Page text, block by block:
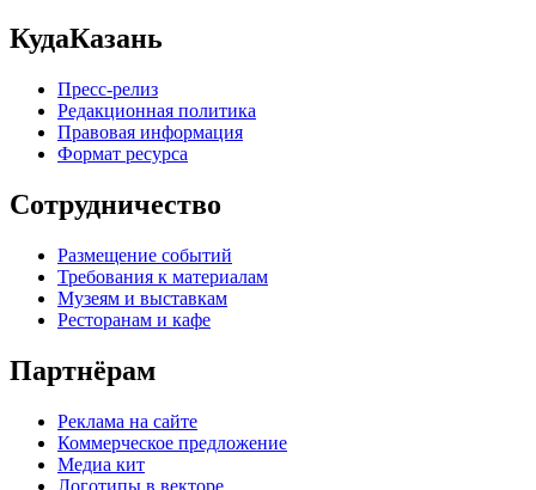
КудаКазань
Пресс-релиз
Редакционная политика
Правовая информация
Формат ресурса
Сотрудничество
Размещение событий
Требования к материалам
Музеям и выставкам
Ресторанам и кафе
Партнёрам
Реклама на сайте
Коммерческое предложение
Медиа кит
Логотипы в векторе